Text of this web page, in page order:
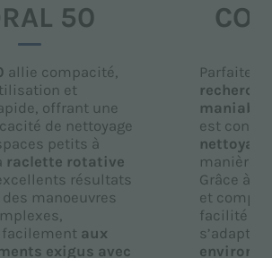
50
allie compacité,
et
offrant une
de nettoyage
petits à
raclette rotative
résultats
manoeuvres
facilement aux
exigus avec
Parfaite
est
manière
Grâce à
et
facilité
s’adapte